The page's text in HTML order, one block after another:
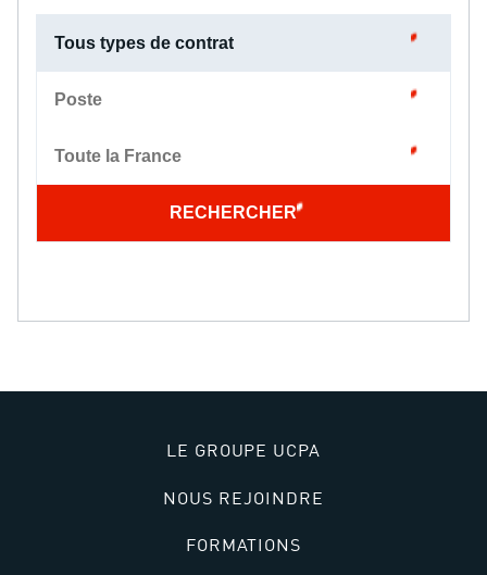
Tous types de contrat
Poste
Toute la France
RECHERCHER
LE GROUPE UCPA
NOUS REJOINDRE
FORMATIONS